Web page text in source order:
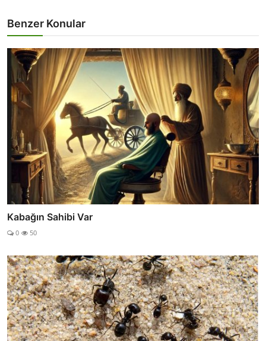
Benzer Konular
Kabağın Sahibi Var
0 50